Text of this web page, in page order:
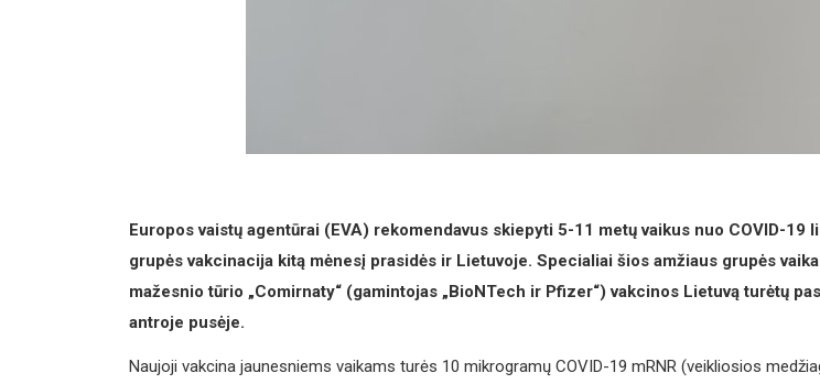
Europos vaistų agentūrai (EVA) rekomendavus skiepyti 5-11 metų vaikus nuo COVID-19
grupės vakcinacija kitą mėnesį prasidės ir Lietuvoje. Specialiai šios amžiaus grupės
mažesnio tūrio „Comirnaty“ (gamintojas „BioNTech ir Pfizer“) vakcinos Lietuvą turėtų
antroje pusėje.
Naujoji vakcina jaunesniems vaikams turės 10 mikrogramų COVID-19 mRNR (veikliosios